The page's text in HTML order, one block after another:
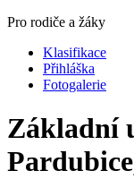
Pro rodiče a žáky
Klasifikace
Přihláška
Fotogalerie
Základní